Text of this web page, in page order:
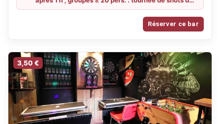
rhum arrangé + 2 planches de tapas mixtes
Réserver ce bar
3,50 €